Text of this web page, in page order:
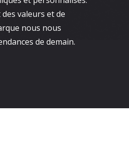
valeurs et de
nous nous
de demain.